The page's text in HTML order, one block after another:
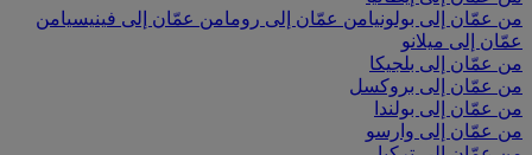
من عمّان إلى بولونيامن عمّان إلى رومامن عمّان إلى فينيسيامن
عمّان إلى ميلانو
من عمّان إلى بلجيكا
من عمّان إلى بروكسل
من عمّان إلى بولندا
من عمّان إلى وارسو